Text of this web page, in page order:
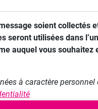
soient collectés
seront utilisées dans
auquel vous souhaitez
à caractère personnel